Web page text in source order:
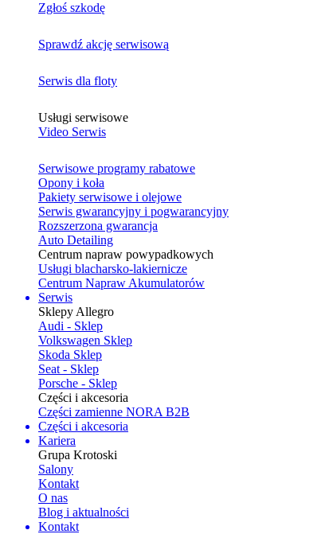
Zgłoś szkodę
Sprawdź akcję serwisową
Serwis dla floty
Usługi serwisowe
Video Serwis
Serwisowe programy rabatowe
Opony i koła
Pakiety serwisowe i olejowe
Serwis gwarancyjny i pogwarancyjny
Rozszerzona gwarancja
Auto Detailing
Centrum napraw powypadkowych
Usługi blacharsko-lakiernicze
Centrum Napraw Akumulatorów
Serwis
Sklepy Allegro
Audi - Sklep
Volkswagen Sklep
Skoda Sklep
Seat - Sklep
Porsche - Sklep
Części i akcesoria
Części zamienne NORA B2B
Części i akcesoria
Kariera
Grupa Krotoski
Salony
Kontakt
O nas
Blog i aktualności
Kontakt